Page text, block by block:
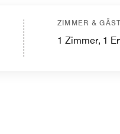
ZIMMER &
1 Zimmer, 1